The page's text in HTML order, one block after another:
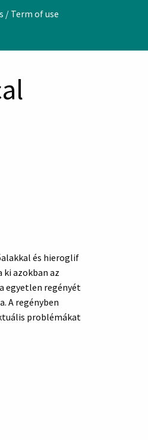
/ Term of use
és hieroglif
azokban az
egyetlen regényét
A regényben
problémákat